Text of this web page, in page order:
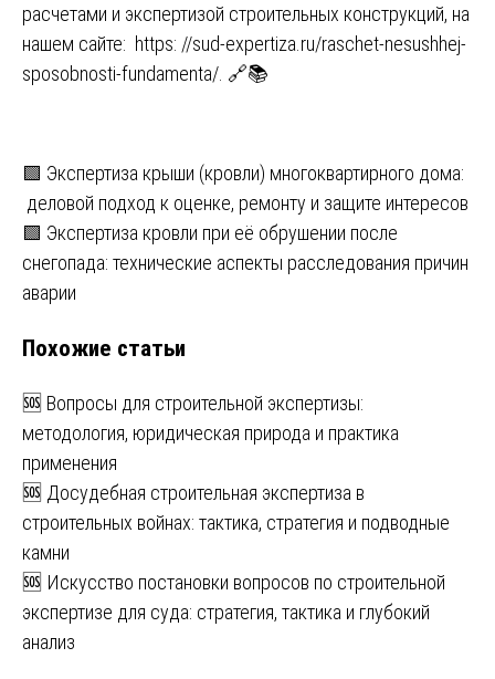
расчетами и экспертизой строительных конструкций, на
нашем сайте: https: //sud-expertiza.ru/raschet-nesushhej-
sposobnosti-fundamenta/ . 🔗📚
Навигация
по
записям
🟩 Экспертиза крыши (кровли) многоквартирного дома:
деловой подход к оценке, ремонту и защите интересов
🟩 Экспертиза кровли при её обрушении после
снегопада: технические аспекты расследования причин
аварии
Похожие статьи
🆘 Вопросы для строительной экспертизы:
методология, юридическая природа и практика
применения
🆘 Досудебная строительная экспертиза в
строительных войнах: тактика, стратегия и подводные
камни
🆘 Искусство постановки вопросов по строительной
экспертизе для суда: стратегия, тактика и глубокий
анализ